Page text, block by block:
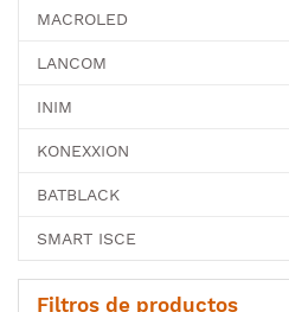
MACROLED
LANCOM
INIM
KONEXXION
BATBLACK
SMART ISCE
Filtros de productos